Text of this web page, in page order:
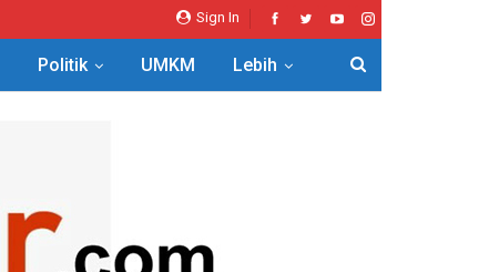
Sign In
Politik UMKM Lebih